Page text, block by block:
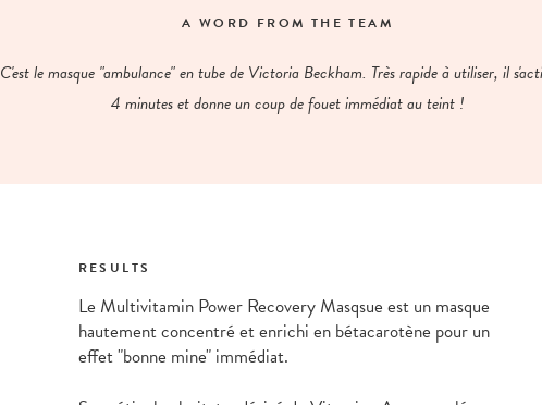
A WORD FROM THE TEAM
C'est le masque "ambulance" en tube de Victoria Beckham. Très rapide à utiliser, il
4 minutes et donne un coup de fouet immédiat au teint !
RESULTS
Le Multivitamin Power Recovery Masqsue est un masque
hautement concentré et enrichi en bétacarotène pour un
effet "bonne mine" immédiat.